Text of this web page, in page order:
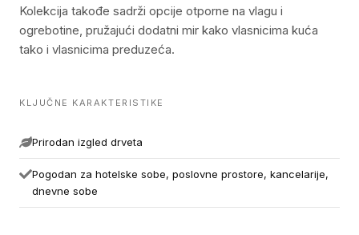
Kolekcija takođe sadrži opcije otporne na vlagu i
ogrebotine, pružajući dodatni mir kako vlasnicima kuća
tako i vlasnicima preduzeća.
KLJUČNE KARAKTERISTIKE
Prirodan izgled drveta
Pogodan za hotelske sobe, poslovne prostore, kancelarije,
dnevne sobe